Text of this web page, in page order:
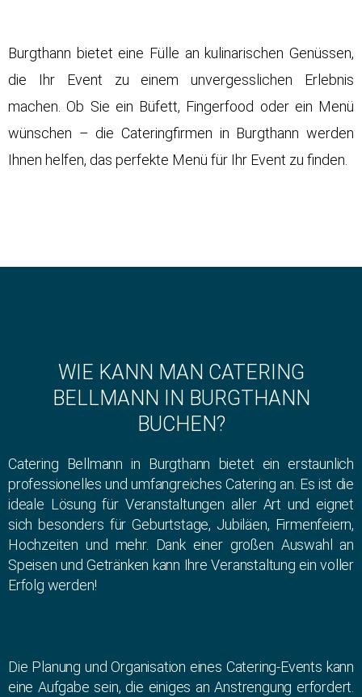
Burgthann bietet eine Fülle an kulinarischen Genüssen,
die Ihr Event zu einem unvergesslichen Erlebnis
machen. Ob Sie ein Büfett, Fingerfood oder ein Menü
wünschen – die Cateringfirmen in Burgthann werden
Ihnen helfen, das perfekte Menü für Ihr Event zu finden.
WIE KANN MAN CATERING
BELLMANN IN BURGTHANN
BUCHEN?
Catering Bellmann in Burgthann bietet ein erstaunlich
professionelles und umfangreiches Catering an. Es ist die
ideale Lösung für Veranstaltungen aller Art und eignet
sich besonders für Geburtstage, Jubiläen, Firmenfeiern,
Hochzeiten und mehr. Dank einer großen Auswahl an
Speisen und Getränken kann Ihre Veranstaltung ein voller
Erfolg werden!
Die Planung und Organisation eines Catering-Events kann
eine Aufgabe sein, die einiges an Anstrengung erfordert.